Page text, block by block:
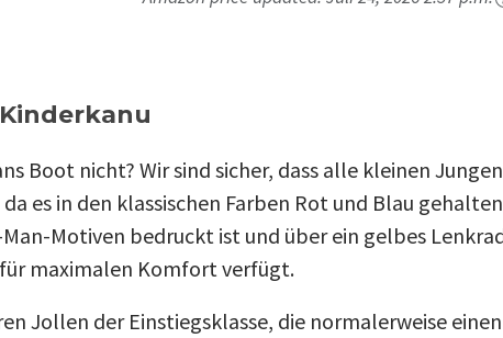
Boot nicht? Wir sind sicher, dass alle kleinen Jungen
es in den klassischen Farben Rot und Blau gehalten
Motiven bedruckt ist und über ein gelbes
maximalen Komfort verfügt.
Jollen der Einstiegsklasse, die normalerweise einen